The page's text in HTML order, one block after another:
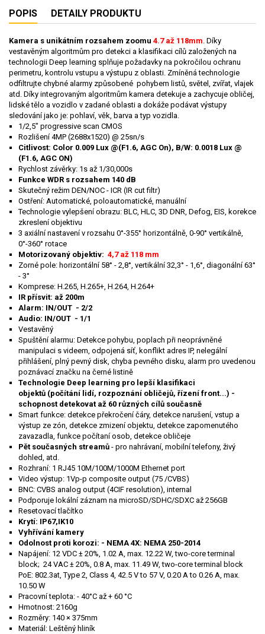
POPIS DETAILY PRODUKTU
Kamera s unikátním rozsahem zoomu 4.7 až 118mm. Díky
vestavěným algoritmům pro detekci a klasifikaci cílů založených na
technologii Deep learning splňuje požadavky na pokročilou ochranu
perimetru, kontrolu vstupu a výstupu z oblasti. Zmíněná technologie
odfiltrujte chybné alarmy způsobené pohybem listů, světel, zvířat, vlajek
atd. Díky integrovaným algoritmům kamera detekuje a zachycuje obličej,
lidské tělo a vozidlo v zadané oblasti a dokáže podávat výstupy
sledování jako je: pohlaví, věk, barva a typ vozidla.
1/2,5" progressive scan CMOS
Rozlišení 4MP (2688x1520) @ 25sn/s
Citlivost: Color 0.009 Lux @(F1.6, AGC On), B/W: 0.0018 Lux @
(F1.6, AGC ON)
Rychlost závěrky: 1s až 1/30,000s
Funkce WDR s rozsahem 140 dB
Skutečný režim DEN/NOC - ICR (IR cut filtr)
Ostření: Automatické, poloautomatické, manuální
Technologie vylepšení obrazu: BLC, HLC, 3D DNR, Defog, EIS, korekce
zkreslení objektivu
3 axiální nastavení v rozsahu 0°-355° horizontálně, 0-90° vertikálně,
0°-360° rotace
Motorizovaný objektiv: 4,7 až 118 mm
Zorné pole: horizontální 58° - 2,8°, vertikální 32,3° - 1,6°, diagonální 63°
- 3°
Komprese: H.265, H.265+, H.264, H.264+
IR přísvit: až 200m
Alarm: IN/OUT - 2/2
Audio: IN/OUT - 1/1
Vestavěný
Spuštění alarmu: Detekce pohybu, poplach při neoprávněné
manipulaci s videem, odpojená síť, konflikt adres IP, nelegální
přihlášení, plný pevný disk, chyba pevného disku, alarm pro uvedenou
poznávací značku na černé listině
Technologie Deep learning pro lepší klasifikaci
objektů (počítání lidí, rozpoznání obličejů, řízení front...) -
schopnost detekovat až 60 různých cílů současně
Smart funkce: detekce překročení čáry, detekce narušení, vstup a
výstup ze zón, detekce zmizení objektu, detekce zapomenutého
zavazadla, funkce počítaní osob, detekce obličeje
Pět současných streamů - pro nahrávaní, mobilní telefony, živý
dohled, atd.
Rozhraní: 1 RJ45 10M/100M/1000M Ethernet port
Video výstup: 1Vp-p composite output (75 /CVBS)
BNC: CVBS analog output (4CIF resolution), internal
Podporuje lokální záznam na microSD/SDHC/SDXC až 256GB
Resetovací tlačítko
Krytí: IP67,IK10
Vyhřívání kamery
Odolnost proti korozi: - NEMA 4X: NEMA 250-2014
Napájení: 12 VDC ± 20%, 1.02 A, max. 12.22 W, two-core terminal
block; 24 VAC ± 20%, 0.8 A, max. 11.49 W, two-core terminal block
PoE: 802.3at, Type 2, Class 4, 42.5 V to 57 V, 0.20 A to 0.26 A, max.
10.50 W
Pracovní teplota: - 40°C až + 60 °C
Hmotnost: 2160g
Rozměry: 140 × 375mm
Materiál: Leštěný hliník